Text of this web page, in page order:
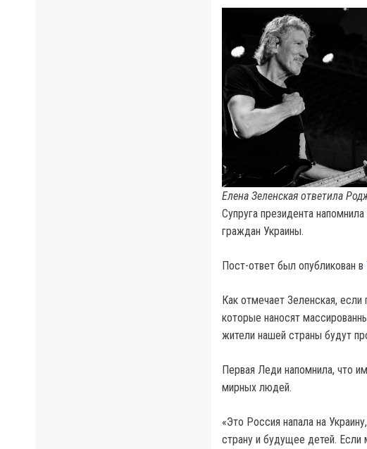
Елена Зеленская ответила
Супруга президента
граждан Украины.
Пост-ответ был опубликован в
Как отмечает Зеленская,
которые наносят
жители нашей страны будут
Первая Леди напомнила, что
мирных людей.
«Это Россия напала на
страну и будущее детей.